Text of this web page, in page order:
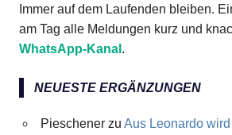
Immer auf dem Laufenden bleiben.
am Tag alle Meldungen kurz und
WhatsApp-Kanal .
NEUESTE ERGÄNZUNGEN
Pieschenerzu Aus Leonardo